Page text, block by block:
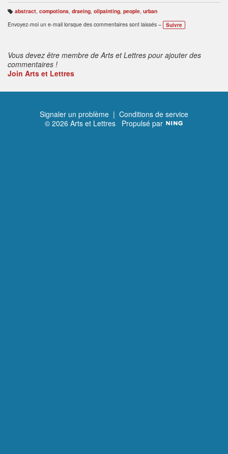
B
ali
s
abstract, compotions, draeing, oilpainting, people, urban
Envoyez-moi un e-mail lorsque des commentaires sont laissés –
Suivre
Vous devez être membre de Arts et Lettres pour ajouter des
commentaires !
Join Arts et Lettres
Signaler un problème | Conditions de service
© 2026 Arts et Lettres Propulsé par